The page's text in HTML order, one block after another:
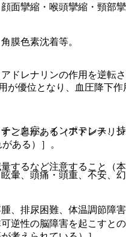
レナリンの作用を逆転
優位となり、血圧降下作
とがある（アドレナリ
ある）］。
るなど注意すること（
性の脳障害を起こすと
面攣縮・喉頭攣縮・頸部
膜色素沈着等。
ン血症、インポテンス、
、頭痛・頭重、不安、
、排尿困難、体温調節障害